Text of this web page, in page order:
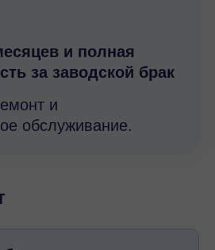
и полная
за заводской брак
и
обслуживание.